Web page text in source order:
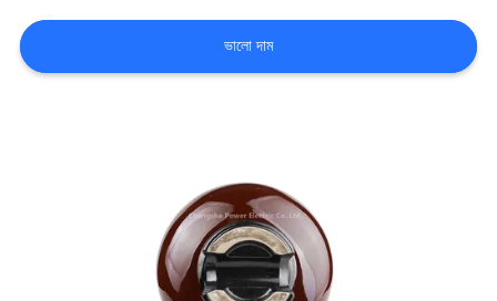
সাইট
ভালো দাম